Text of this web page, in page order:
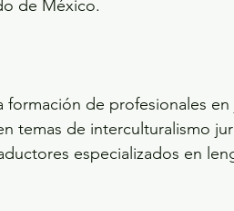
de México.
de profesionales
temas de interculturalismo
especializados en